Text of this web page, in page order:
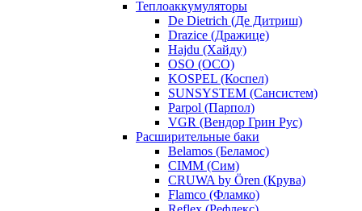
Теплоаккумуляторы
De Dietrich (Де Дитриш)
Drazice (Дражице)
Hajdu (Хайду)
OSO (ОСО)
KOSPEL (Коспел)
SUNSYSTEM (Сансистем)
Parpol (Парпол)
VGR (Вендор Грин Рус)
Расширительные баки
Belamos (Беламос)
CIMM (Сим)
CRUWA by Ören (Крува)
Flamco (Фламко)